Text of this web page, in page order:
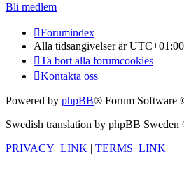
Bli medlem
Forumindex
Alla tidsangivelser är
Ta bort alla forumcookies
Kontakta oss
Powered by phpBB® Forum Software
Swedish translation by phpBB
PRIVACY_LINK | TERMS_LINK